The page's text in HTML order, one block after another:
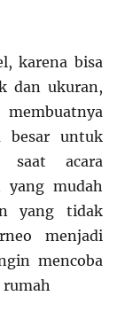
karena bisa
dan ukuran,
besar untuk
saat acara
yang mudah
yang tidak
menjadi
mencoba